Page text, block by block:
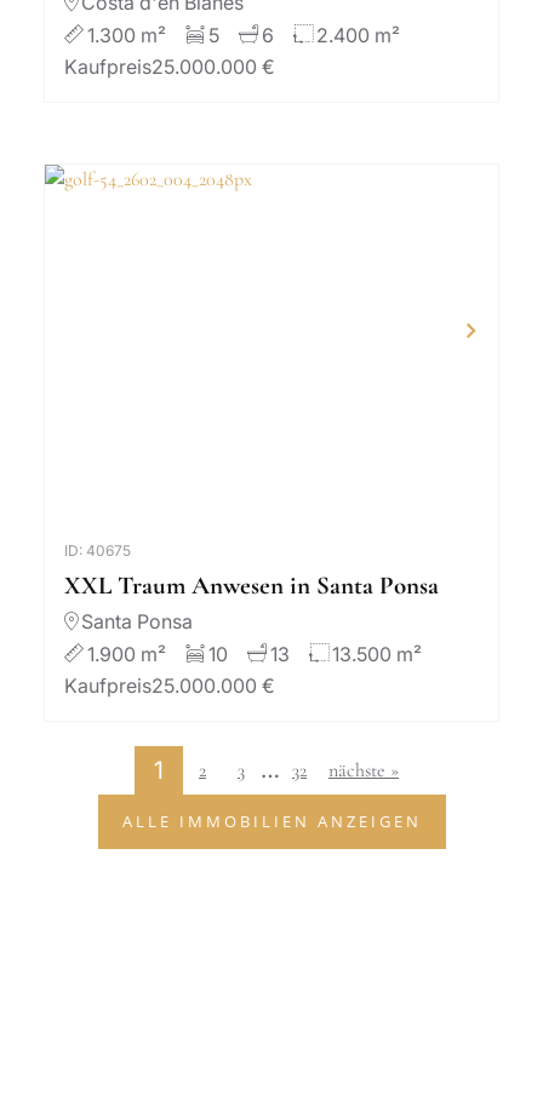
1.300 m²
5 6
2.400 m²
Kaufpreis25.000.000 €
ID: 40675
XXL Traum Anwesen in Santa Ponsa
Santa Ponsa
1.900 m²
10 13
13.500 m²
Kaufpreis25.000.000 €
1 2 3 … 32 nächste »
ALLE IMMOBILIEN ANZEIGEN